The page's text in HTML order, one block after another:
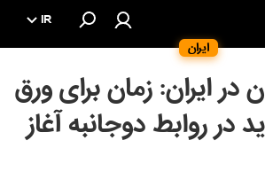
ایران
IR
در ایران: زمان برای ورق
روابط دوجانبه آغاز